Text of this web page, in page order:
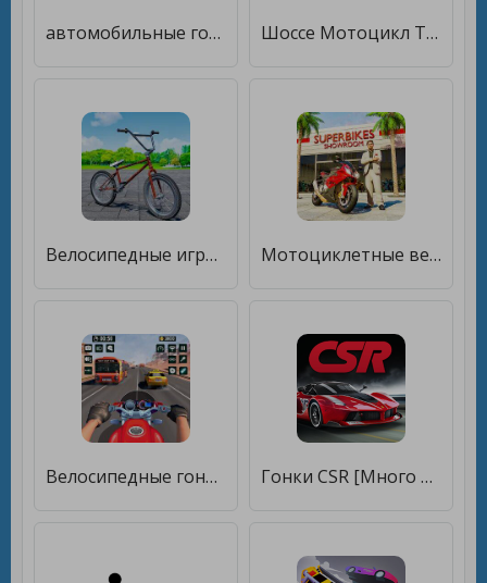
автомобильные гонки 3d игры [Мод меню] Шоссе Мотоцикл Тащить Гонки [Много денег]
Велосипедные игры BMX для безд [Много денег] Мотоциклетные велосипедные игр [Много денег]
Велосипедные гонки 3D-гонка [Много денег] Гонки CSR [Много денег]